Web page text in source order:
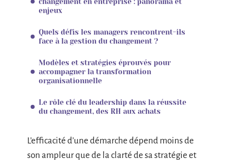
enjeux
Quels défis les managers rencontrent-ils
face à la gestion du changement ?
Modèles et stratégies éprouvés pour
accompagner la transformation
organisationnelle
Le rôle clé du leadership dans la réussite
du changement, des RH aux achats
L’efficacité d’une démarche dépend moins de
son ampleur que de la clarté de sa stratégie et